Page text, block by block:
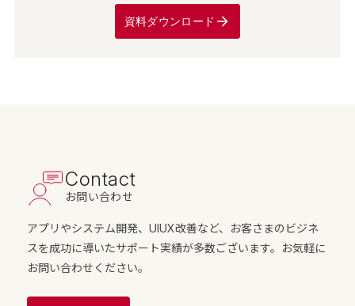
資料ダウンロード
Contact
お問い合わせ
アプリやシステム開発、UIUX改善など、お客さまのビジネ
スを成功に導いたサポート実績が多数ございます。お気軽に
お問い合わせください。